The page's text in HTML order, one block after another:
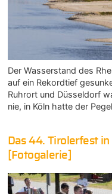
Der Wasserstand des
auf ein Rekordtief
Ruhrort und Düsseldorf
nie, in Köln hatte der
Das 44. Tirolerfest
[Fotogalerie]